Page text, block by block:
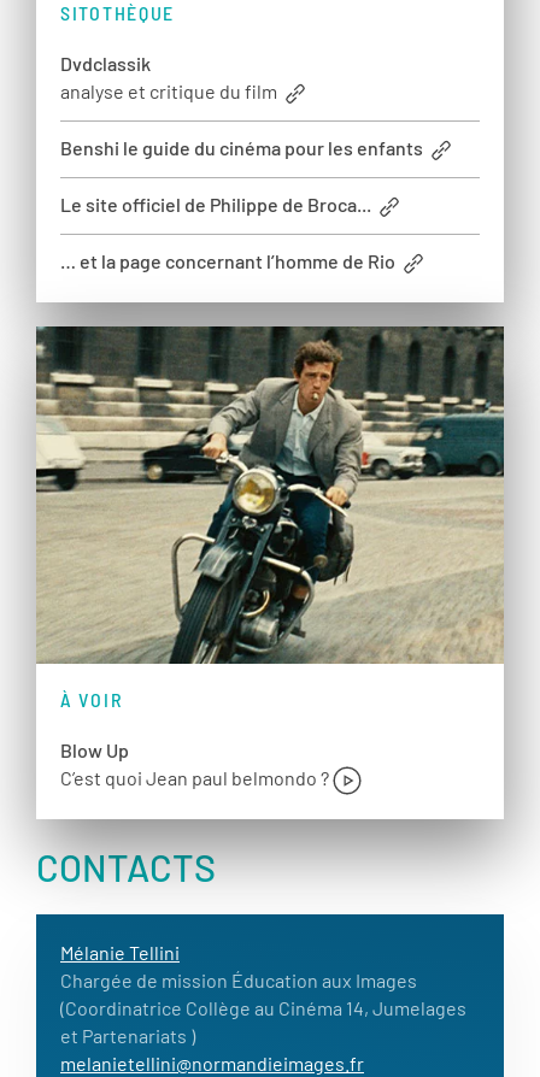
SITOTHÈQUE
Dvdclassik
analyse et critique du film
Benshi le guide du cinéma pour les enfants
Le site officiel de Philippe de Broca...
… et la page concernant l’homme de Rio
À VOIR
Blow Up
C’est quoi Jean paul belmondo ?
CONTACTS
Mélanie Tellini
Chargée de mission Éducation aux Images
(Coordinatrice Collège au Cinéma 14, Jumelages
et Partenariats )
melanietellini@normandieimages.fr